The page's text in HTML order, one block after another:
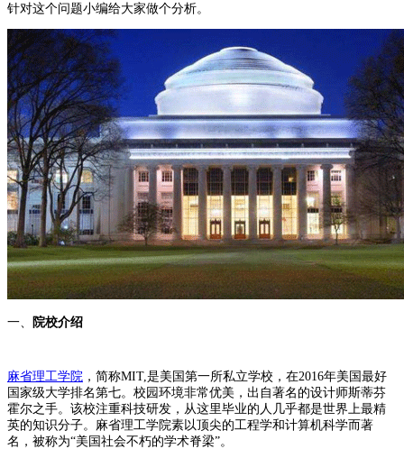
针对这个问题小编给大家做个分析。
一、 院校介绍
麻省理工学院 ，简称MIT,是美国第一所私立学校，在2016年美国最好
国家级大学排名第七。校园环境非常优美，出自著名的设计师斯蒂芬
霍尔之手。该校注重科技研发，从这里毕业的人几乎都是世界上最精
英的知识分子。麻省理工学院素以顶尖的工程学和计算机科学而著
名，被称为“美国社会不朽的学术脊梁”。